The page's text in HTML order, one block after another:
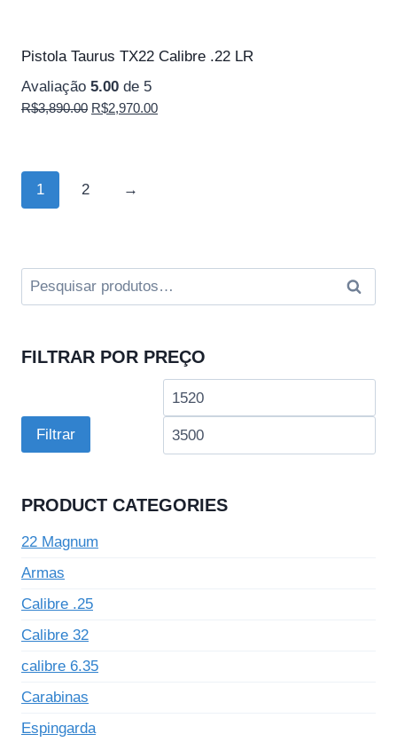
Pistola Taurus TX22 Calibre .22 LR
Avaliação 5.00 de 5
R$3,890.00 O
R$3,890.00.
R$2,970.00O
1 2 →
Pesquisar
por:
FILTRAR POR PREÇO
Preço
Filtrar
PRODUCT CATEGORIES
22 Magnum
Armas
Calibre .25
Calibre 32
calibre 6.35
Carabinas
Espingarda